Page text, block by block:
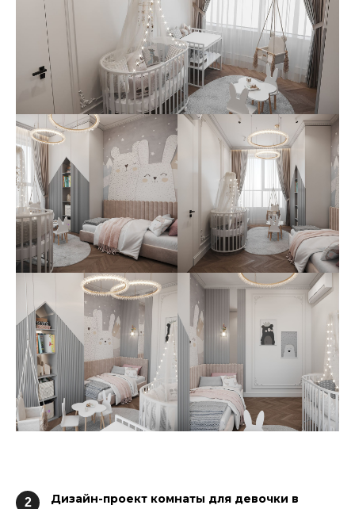
2 Дизайн-проект комнаты для девочки в